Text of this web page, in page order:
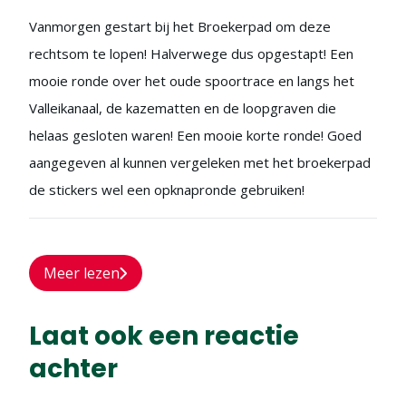
Vanmorgen gestart bij het Broekerpad om deze
rechtsom te lopen! Halverwege dus opgestapt! Een
mooie ronde over het oude spoortrace en langs het
Valleikanaal, de kazematten en de loopgraven die
helaas gesloten waren! Een mooie korte ronde! Goed
aangegeven al kunnen vergeleken met het broekerpad
de stickers wel een opknapronde gebruiken!
Meer lezen
Laat ook een reactie
achter